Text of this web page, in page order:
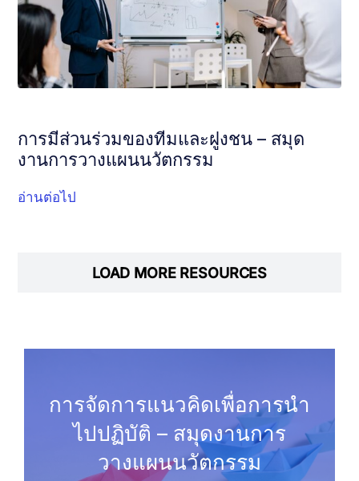
การมีส่วนร่วมของทีมและฝูงชน – สมุด
งานการวางแผนนวัตกรรม
อ่านต่อไป
LOAD MORE RESOURCES
การจัดการแนวคิดเพื่อการนำ
ไปปฏิบัติ – สมุดงานการ
วางแผนนวัตกรรม